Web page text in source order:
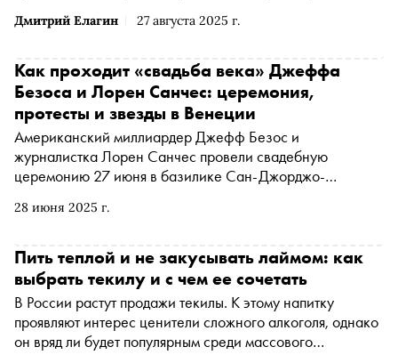
Дмитрий Елагин 27 августа 2025 г.
Бризе, Маура Дельперо, Кристиан Мунджиу, Мохаммад
Чжао Тао. Кинокритик «Сноба» Дмитрий Елагин прибыл
на остров Лидо и рассказывает о главных премьерах
фестиваля
28 июня 2025 г.
Как проходит «свадьба века» Джеффа
Безоса и Лорен Санчес: церемония,
протесты и звезды в Венеции
Американский миллиардер Джефф Безос и
журналистка Лорен Санчес провели свадебную
церемонию 27 июня в базилике Сан-Джорджо-
выступления Маттео Бочелли — он исполнил песню
Пить теплой и не закусывать лаймом: как
выбрать текилу и с чем ее сочетать
В России растут продажи текилы. К этому напитку
проявляют интерес ценители сложного алкоголя, однако
он вряд ли будет популярным среди массового